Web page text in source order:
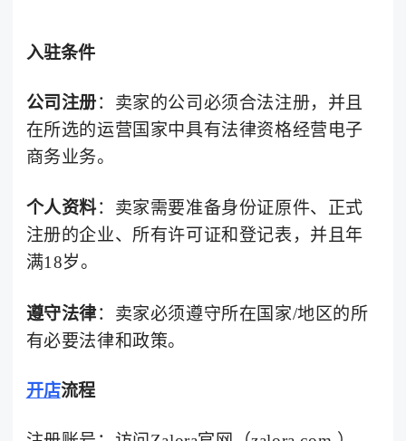
入驻条件
公司注册：卖家的公司必须合法注册，并且
在所选的运营国家中具有法律资格经营电子
商务业务。
个人资料：卖家需要准备身份证原件、正式
注册的企业、所有许可证和登记表，并且年
满18岁。
遵守法律：卖家必须遵守所在国家/地区的所
有必要法律和政策。
开店流程